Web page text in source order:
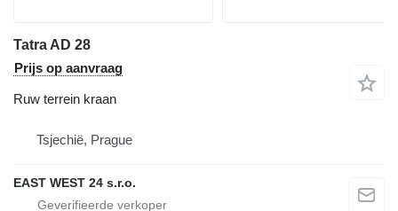
Tatra AD 28
Prijs op aanvraag
Ruw terrein kraan
Tsjechië, Prague
EAST WEST 24 s.r.o.